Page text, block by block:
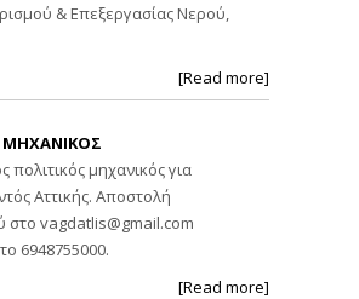
& Επεξεργασίας Νερού,
[Read more]
ΜΗΧΑΝΙΚΟΣ
πολιτικός μηχανικός για
Αττικής. Αποστολή
στο vagdatlis@gmail.com
6948755000.
[Read more]